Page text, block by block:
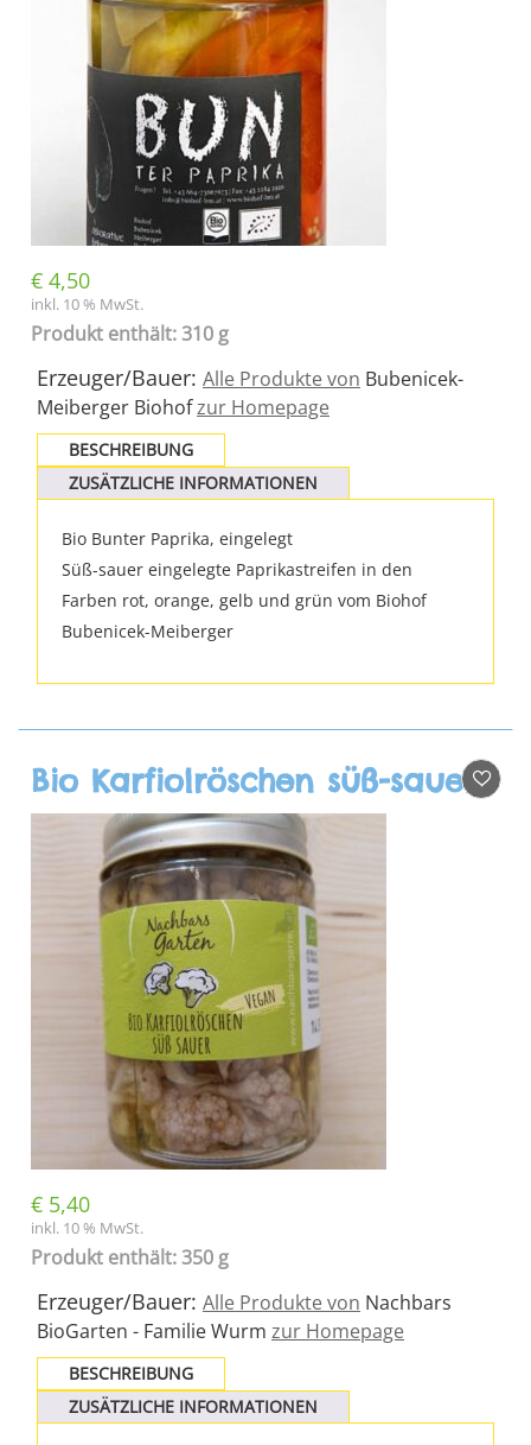
€ 4,50
inkl. 10 % MwSt.
Produkt enthält: 310 g
Erzeuger/Bauer: Alle Produkte von Bubenicek-
Meiberger Biohofzur Homepage
BESCHREIBUNG
ZUSÄTZLICHE INFORMATIONEN
Bio Bunter Paprika, eingelegt
Süß-sauer eingelegte Paprikastreifen in den
Farben rot, orange, gelb und grün vom Biohof
Bubenicek-Meiberger
Bio Karfiolröschen süß-sauer eingelegt
€ 5,40
inkl. 10 % MwSt.
Produkt enthält: 350 g
Erzeuger/Bauer: Alle Produkte von Nachbars
BioGarten - Familie Wurm zur Homepage
BESCHREIBUNG
ZUSÄTZLICHE INFORMATIONEN